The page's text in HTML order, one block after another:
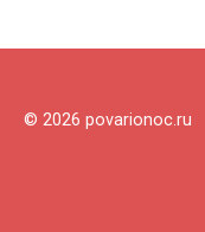
© 2026 povarionoc.ru